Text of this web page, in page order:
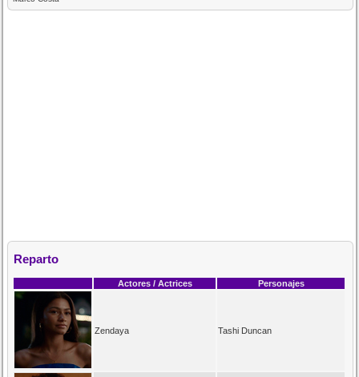
Reparto
Actores / Actrices Personajes
Zendaya Tashi Duncan